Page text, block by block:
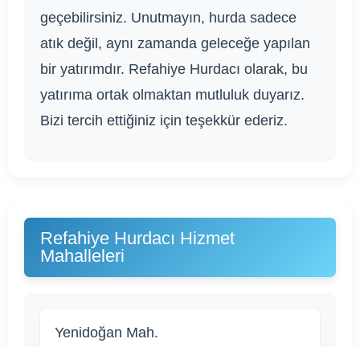
geçebilirsiniz. Unutmayın, hurda sadece
atık değil, aynı zamanda geleceğe yapılan
bir yatırımdır. Refahiye Hurdacı olarak, bu
yatırıma ortak olmaktan mutluluk duyarız.
Bizi tercih ettiğiniz için teşekkür ederiz.
Refahiye Hurdacı Hizmet
Mahalleleri
Yenidoğan Mah.